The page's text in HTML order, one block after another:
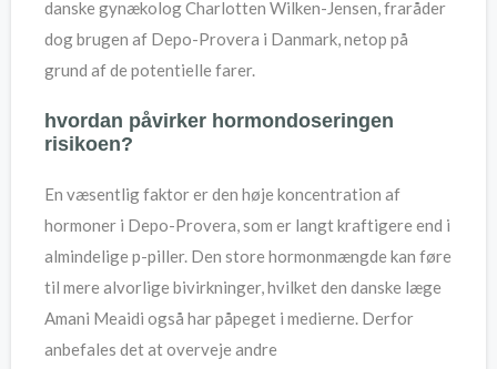
danske gynækolog Charlotten Wilken-Jensen, fraråder
dog brugen af Depo-Provera i Danmark, netop på
grund af de potentielle farer.
hvordan påvirker hormondoseringen
risikoen?
En væsentlig faktor er den høje koncentration af
hormoner i Depo-Provera, som er langt kraftigere end i
almindelige p-piller. Den store hormonmængde kan føre
til mere alvorlige bivirkninger, hvilket den danske læge
Amani Meaidi også har påpeget i medierne. Derfor
anbefales det at overveje andre